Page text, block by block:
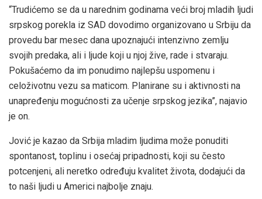
“Trudićemo se da u narednim godinama veći broj mladih ljudi
srpskog porekla iz SAD dovodimo organizovano u Srbiju da
provedu bar mesec dana upoznajući intenzivno zemlju
svojih predaka, ali i ljude koji u njoj žive, rade i stvaraju.
Pokušaćemo da im ponudimo najlepšu uspomenu i
celoživotnu vezu sa maticom. Planirane su i aktivnosti na
unapređenju mogućnosti za učenje srpskog jezika”, najavio
je on.
Jović je kazao da Srbija mladim ljudima može ponuditi
spontanost, toplinu i osećaj pripadnosti, koji su često
potcenjeni, ali neretko određuju kvalitet života, dodajući da
to naši ljudi u Americi najbolje znaju.